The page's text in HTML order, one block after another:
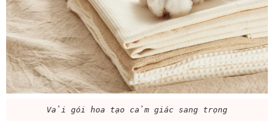
Vải gói hoa tạo cảm giác sang trọng